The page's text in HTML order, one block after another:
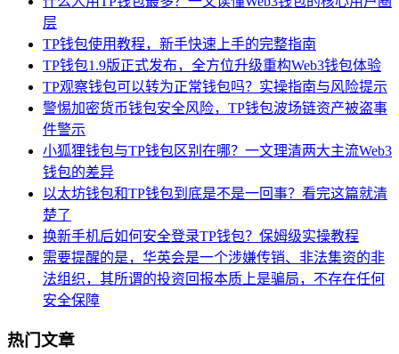
层
TP钱包使用教程，新手快速上手的完整指南
TP钱包1.9版正式发布，全方位升级重构Web3钱包体验
TP观察钱包可以转为正常钱包吗？实操指南与风险提示
警惕加密货币钱包安全风险，TP钱包波场链资产被盗事
件警示
小狐狸钱包与TP钱包区别在哪？一文理清两大主流Web3
钱包的差异
以太坊钱包和TP钱包到底是不是一回事？看完这篇就清
楚了
换新手机后如何安全登录TP钱包？保姆级实操教程
需要提醒的是，华英会是一个涉嫌传销、非法集资的非
法组织，其所谓的投资回报本质上是骗局，不存在任何
安全保障
热门文章